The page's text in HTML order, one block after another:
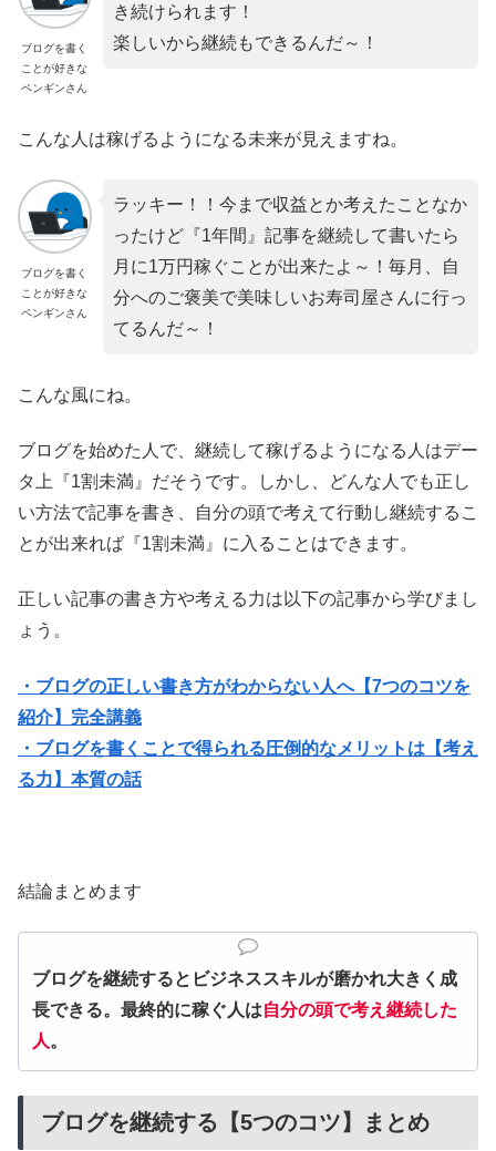
ブログを書く
ことが好きな
ペンギンさん
き続けられます！
楽しいから継続もできるんだ～！
こんな人は稼げるようになる未来が見えますね。
ブログを書く
ことが好きな
ペンギンさん
ラッキー！！今まで収益とか考えたことなか
ったけど『1年間』記事を継続して書いたら
月に1万円稼ぐことが出来たよ～！毎月、自
分へのご褒美で美味しいお寿司屋さんに行っ
てるんだ～！
こんな風にね。
ブログを始めた人で、継続して稼げるようになる人はデー
タ上『1割未満』だそうです。しかし、
どんな人でも正し
い方法で記事を書き、自分の頭で考えて行動し継続するこ
とが出来れば『1割未満』に 入ることはできます。
正しい記事の書き方や考える力は以下の記事から学びまし
ょう。
・ブログの正しい書き方がわからない人へ【7つのコツを
紹介】完全講義
・ブログを書くことで得られる圧倒的なメリットは【考え
る力】本質の話
結論まとめます
ブログを継続するとビジネススキルが磨かれ大きく成
長できる。最終的に稼ぐ人は自分の頭で考え継続した
人。
ブログを継続する【5つのコツ】まとめ